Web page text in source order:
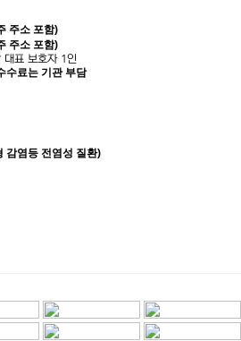
주소 포함)
주소 포함)
표 보호자 1인
수료는 기관 부담
감염등 전염성 질환)